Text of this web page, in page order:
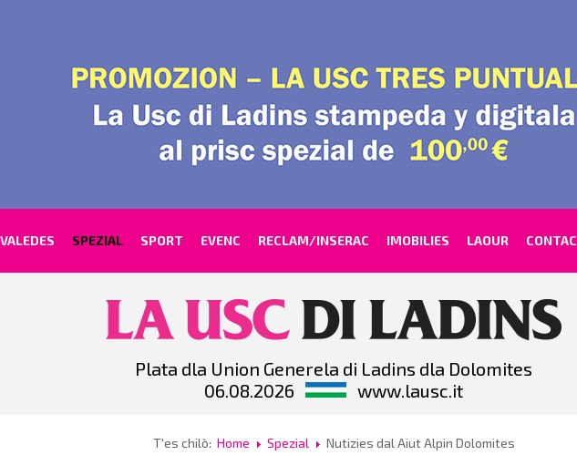
VALEDES SPEZIAL SPORT EVENC RECLAM/INSERAC IMOBILIES LAOUR CONTAC
Plata dla Union Generela di Ladins dla Dolomites
06.08.2026
www.lausc.it
T'es chilò: Home Spezial Nutizies dal Aiut Alpin Dolomites